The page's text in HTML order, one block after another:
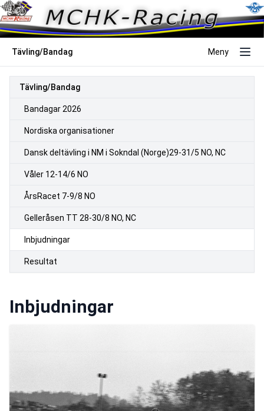
Tävling/Bandag Meny
Tävling/Bandag
Bandagar 2026
Nordiska organisationer
Dansk deltävling i NM i Sokndal (Norge)29-31/5 NO, NC
Våler 12-14/6 NO
ÅrsRacet 7-9/8 NO
Gelleråsen TT 28-30/8 NO, NC
Inbjudningar
Resultat
Inbjudningar